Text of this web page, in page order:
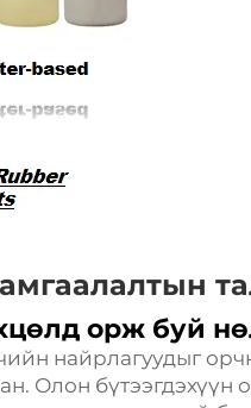
орж буй
найрлагуудыг
Олон бүтээгдэхүүн